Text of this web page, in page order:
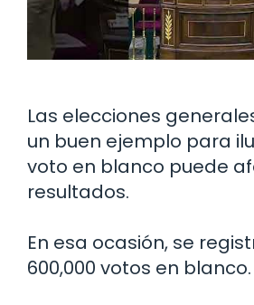
Las elecciones
un buen ejemplo para
voto en blanco puede
resultados.
En esa ocasión, se
600,000 votos en blanco.